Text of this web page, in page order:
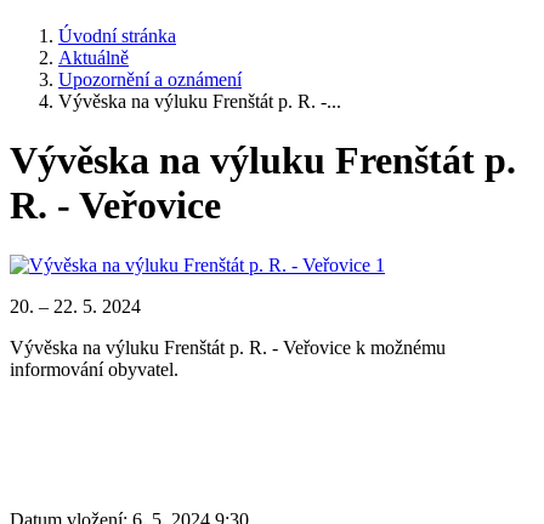
Úvodní stránka
Aktuálně
Upozornění a oznámení
Vývěska na výluku Frenštát p. R. -...
Vývěska na výluku Frenštát p.
R. - Veřovice
20. – 22. 5. 2024
Vývěska na výluku Frenštát p. R. - Veřovice k možnému
informování obyvatel.
Datum vložení: 6. 5. 2024 9:30